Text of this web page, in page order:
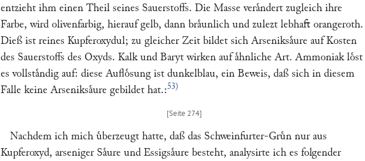
entzieht ihm einen Theil seines Sauerstoffs. Die Masse veraͤndert zugleich ihre
Farbe, wird olivenfarbig, hierauf gelb, dann braͤunlich und zulezt lebhaft orangeroth.
Dieß ist reines Kupferoxydul; zu gleicher Zeit bildet sich Arseniksaͤure auf Kosten
des Sauerstoffs des Oxyds. Kalk und Baryt wirken auf aͤhnliche Art. Ammoniak loͤst
es vollstaͤndig auf: diese Aufloͤsung ist dunkelblau, ein Beweis, daß sich in diesem
Falle keine Arseniksaͤure gebildet hat.:53)
Nachdem ich mich uͤberzeugt hatte, daß das Schweinfurter-Gruͤn nur aus
Kupferoxyd, arseniger Saͤure und Essigsaͤure besteht, analysirte ich es folgender